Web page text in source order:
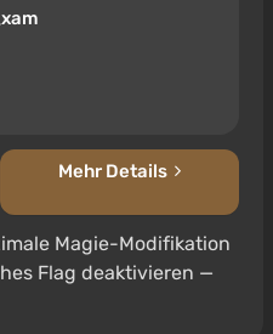
Mehr Details
Magie-Modifikation
Flag deaktivieren —